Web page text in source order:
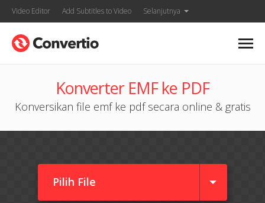
Video Editor Add Subtitles to Video Selanjutnya
Konverter EMF ke PDF
Konversikan file emf ke pdf secara online & gratis
Pilih File